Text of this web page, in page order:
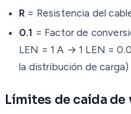
R = Resistencia del
0.1 = Factor de
LEN = 1 A → 1 LEN =
la distribución de carga)
Límites de caída